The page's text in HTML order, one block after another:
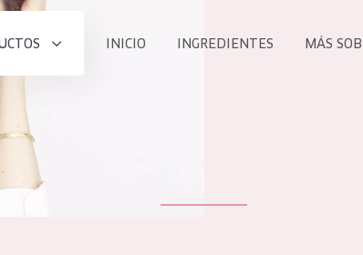
INICIO INGREDIENTES MÁS